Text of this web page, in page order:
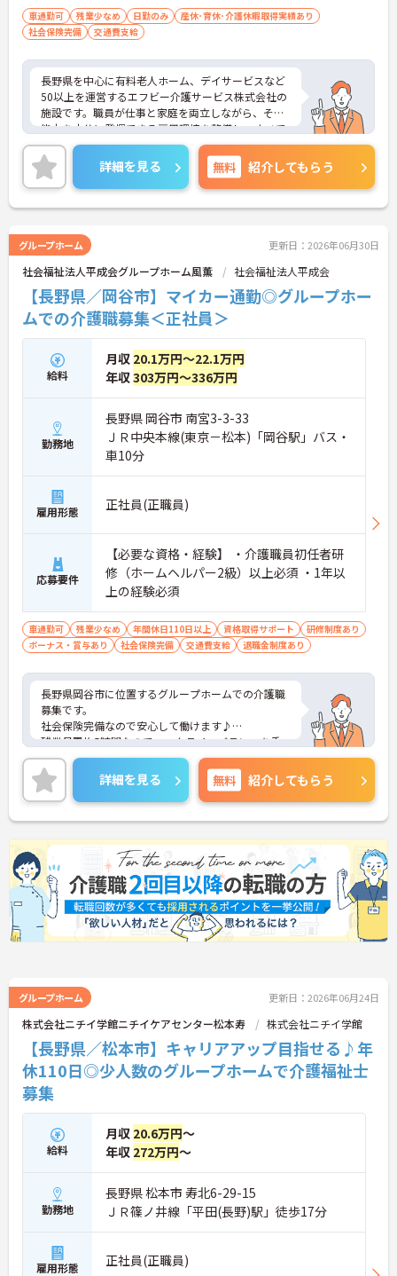
車通勤可 残業少なめ 日勤のみ
産休･育休･介護休暇取得実績あり
社会保険完備
交通費支給
長野県を中心に有料老人ホーム、デイサービスなど
50以上を運営するエフビー介護サービス株式会社の
施設です。職員が仕事と家庭を両立しながら、その
能力を十分に発揮できる雇用環境を整備し、すべて
の職員が両立支援制度を利用しやすい職場風土を創
造できるよう取り組んでいます。ご興味ある方に
は、面接対策ポイントなど、さらに詳細をお話しい
たしますのでお気軽にご相談ください。
詳細を見る 無料 紹介してもらう
グループホーム 更新日：2026年06月30日
社会福祉法人平成会グループホーム風薫 社会福祉法人平成会
【長野県／岡谷市】マイカー通勤◎グループホー
ムでの介護職募集＜正社員＞
給料
月収 20.1万円～22.1万円
年収303万円～336万円
勤務地
長野県 岡谷市 南宮3-3-33
ＪＲ中央本線(東京－松本)「岡谷駅」バス・
車10分
雇用形態 正社員(正職員)
応募要件
【必要な資格・経験】 ・介護職員初任者研
修（ホームヘルパー2級）以上必須 ・1年以
上の経験必須
車通勤可 残業少なめ 年間休日110日以上 資格取得サポート
研修制度あり
ボーナス・賞与あり
社会保険完備 交通費支給 退職金制度あり
長野県岡谷市に位置するグループホームでの介護職
募集です。
社会保険完備なので安心して働けます♪
残業月平均5時間なのでワークライフバランスを重
視している方におすすめの求人です！
ご興味のある方はご面接のポイントお伝えしますの
でご気軽にお問合せください。
詳細を見る 無料 紹介してもらう
グループホーム 更新日：2026年06月24日
株式会社ニチイ学館ニチイケアセンター松本寿 株式会社ニチイ学館
【長野県／松本市】キャリアアップ目指せる♪年
休110日◎少人数のグループホームで介護福祉士
募集
給料
月収 20.6万円～
年収 272万円～
勤務地
長野県 松本市 寿北6-29-15
ＪＲ篠ノ井線「平田(長野)駅」徒歩17分
雇用形態 正社員(正職員)